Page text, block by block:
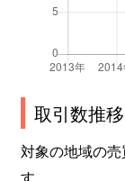
取引数推移
対象の地域の